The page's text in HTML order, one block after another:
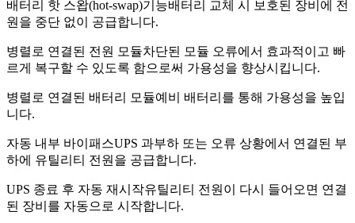
배터리 핫 스왑(hot-swap)기능배터리 교체 시 보호된 장비에 전
원을 중단 없이 공급합니다.
병렬로 연결된 전원 모듈차단된 모듈 오류에서 효과적이고 빠
르게 복구할 수 있도록 함으로써 가용성을 향상시킵니다.
병렬로 연결된 배터리 모듈예비 배터리를 통해 가용성을 높입
니다.
자동 내부 바이패스UPS 과부하 또는 오류 상황에서 연결된 부
하에 유틸리티 전원을 공급합니다.
UPS 종료 후 자동 재시작유틸리티 전원이 다시 들어오면 연결
된 장비를 자동으로 시작합니다.